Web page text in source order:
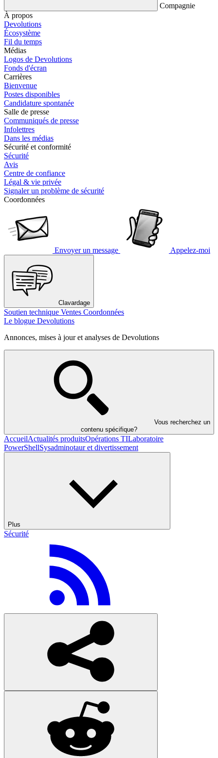
Compagnie
À propos
Devolutions
Écosystème
Fil du temps
Médias
Logos de Devolutions
Fonds d'écran
Carrières
Bienvenue
Postes disponibles
Candidature spontanée
Salle de presse
Communiqués de presse
Infolettres
Dans les médias
Sécurité et conformité
Sécurité
Avis
Centre de confiance
Légal & vie privée
Signaler un problème de sécurité
Coordonnées
Envoyer un message Appelez-moi
Clavardage
Soutien technique Ventes Coordonnées
Le blogue Devolutions
Annonces, mises à jour et analyses de Devolutions
Vous recherchez un
contenu spécifique?
AccueilActualités produitsOpérations TILaboratoire
PowerShellSysadminotaur et divertissement
Plus
Sécurité